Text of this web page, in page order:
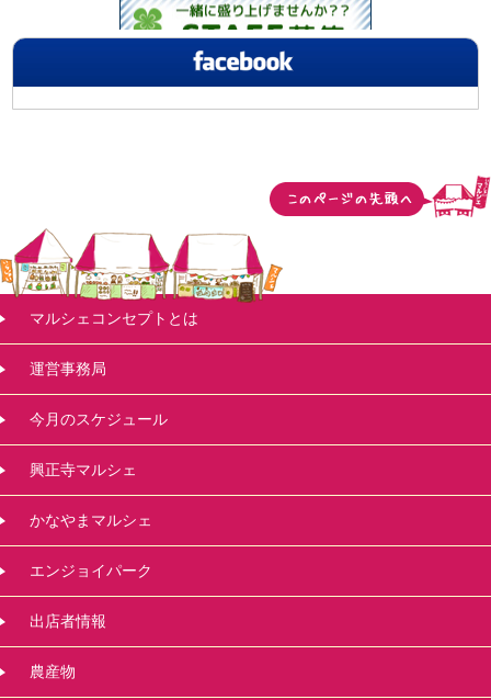
マルシェコンセプトとは
運営事務局
今月のスケジュール
興正寺マルシェ
かなやまマルシェ
エンジョイパーク
出店者情報
農産物